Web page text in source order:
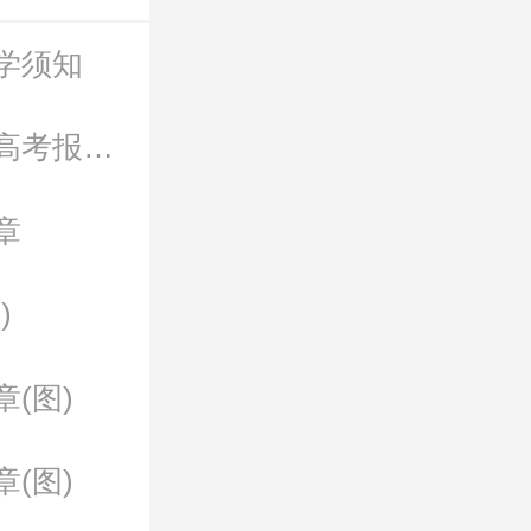
须知
2022年石家庄冀联医学中等专业学校河北省单招高考报名具体证件要求
(图)
(图)